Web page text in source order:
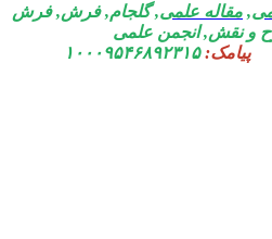
,مقاله علمی, گلجام, فرش, فرش
و نقش, انجمن علمی
پیامک:
۱۰۰۰۹۵۴۶۸۹۲۳۱۵